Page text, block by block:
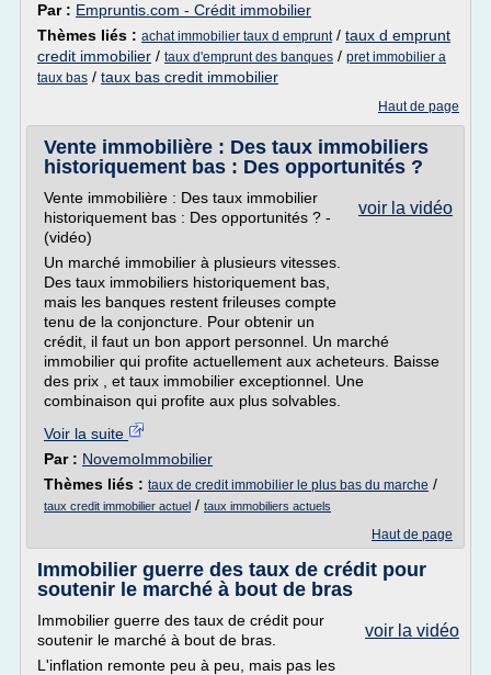
Par : Empruntis.com - Crédit immobilier
Thèmes liés : achat immobilier taux d emprunt/ taux d emprunt
credit immobilier / taux d'emprunt des banques / pret immobilier a
taux bas / taux bas credit immobilier
Haut de page
Vente immobilière : Des taux immobiliers
historiquement bas : Des opportunités ?
voir la vidéo
Vente immobilière : Des taux immobilier
historiquement bas : Des opportunités ? -
(vidéo)
Un marché immobilier à plusieurs vitesses.
Des taux immobiliers historiquement bas,
mais les banques restent frileuses compte
tenu de la conjoncture. Pour obtenir un
crédit, il faut un bon apport personnel. Un marché
immobilier qui profite actuellement aux acheteurs. Baisse
des prix , et taux immobilier exceptionnel. Une
combinaison qui profite aux plus solvables.
Voir la suite
Par : NovemoImmobilier
Thèmes liés : taux de credit immobilier le plus bas du marche /
taux credit immobilier actuel / taux immobiliers actuels
Haut de page
Immobilier guerre des taux de crédit pour
soutenir le marché à bout de bras
voir la vidéo
Immobilier guerre des taux de crédit pour
soutenir le marché à bout de bras.
L'inflation remonte peu à peu, mais pas les